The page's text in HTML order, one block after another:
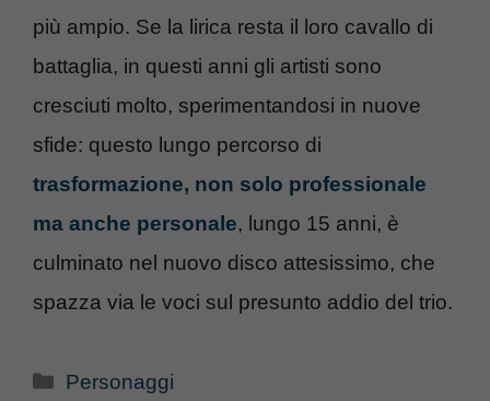
più ampio. Se la lirica resta il loro cavallo di
battaglia, in questi anni gli artisti sono
cresciuti molto, sperimentandosi in nuove
sfide: questo lungo percorso di
trasformazione, non solo professionale
ma anche personale, lungo 15 anni, è
culminato nel nuovo disco attesissimo, che
spazza via le voci sul presunto addio del trio.
Categorie
Personaggi